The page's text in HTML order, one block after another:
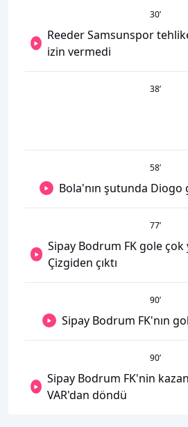
30’
Reeder Samsunspor
izin vermedi
38’
58’
Bola'nın şutunda Diogo
77’
Sipay Bodrum FK gole çok
Çizgiden çıktı
90’
Sipay Bodrum FK'nın
90’
Sipay Bodrum FK'nin
VAR'dan döndü